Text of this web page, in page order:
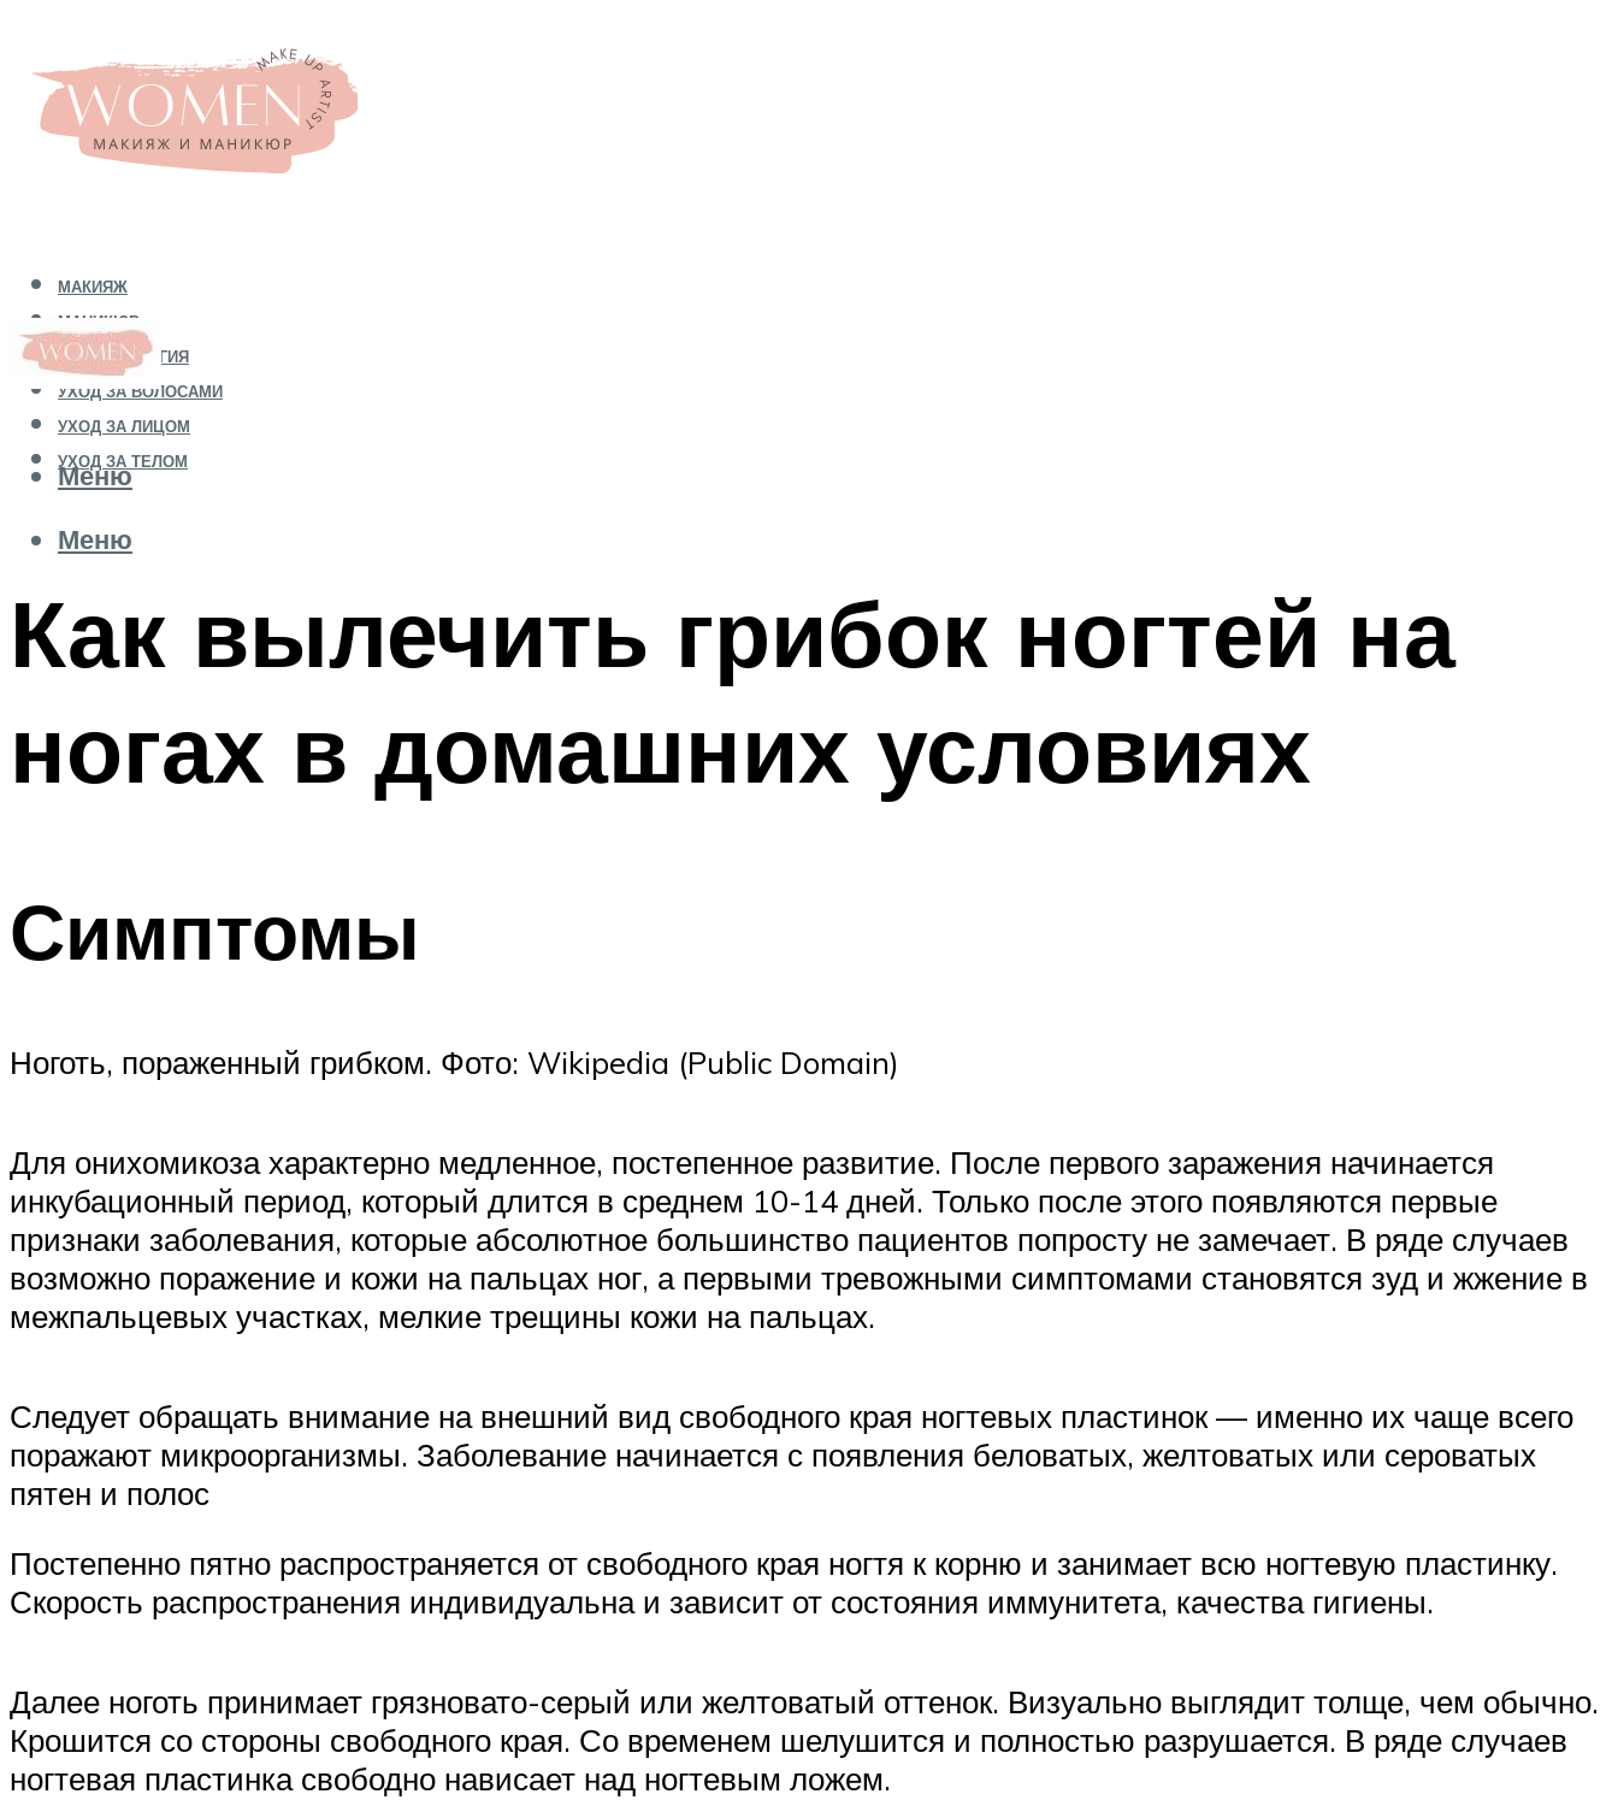
МАКИЯЖ
МАНИКЮР
КОСМЕТОЛОГИЯ
УХОД ЗА ВОЛОСАМИ
УХОД ЗА ЛИЦОМ
УХОД ЗА ТЕЛОМ
Меню
Меню
Как вылечить грибок ногтей на
ногах в домашних условиях
Симптомы
Ноготь, пораженный грибком. Фото: Wikipedia (Public Domain)
Для онихомикоза характерно медленное, постепенное развитие. После первого заражения начинается
инкубационный период, который длится в среднем 10-14 дней. Только после этого появляются первые
признаки заболевания, которые абсолютное большинство пациентов попросту не замечает. В ряде случаев
возможно поражение и кожи на пальцах ног, а первыми тревожными симптомами становятся зуд и жжение в
межпальцевых участках, мелкие трещины кожи на пальцах.
Следует обращать внимание на внешний вид свободного края ногтевых пластинок — именно их чаще всего
поражают микроорганизмы. Заболевание начинается с появления беловатых, желтоватых или сероватых
пятен и полос
Постепенно пятно распространяется от свободного края ногтя к корню и занимает всю ногтевую пластинку.
Скорость распространения индивидуальна и зависит от состояния иммунитета, качества гигиены.
Далее ноготь принимает грязновато-серый или желтоватый оттенок. Визуально выглядит толще, чем обычно.
Крошится со стороны свободного края. Со временем шелушится и полностью разрушается. В ряде случаев
ногтевая пластинка свободно нависает над ногтевым ложем.